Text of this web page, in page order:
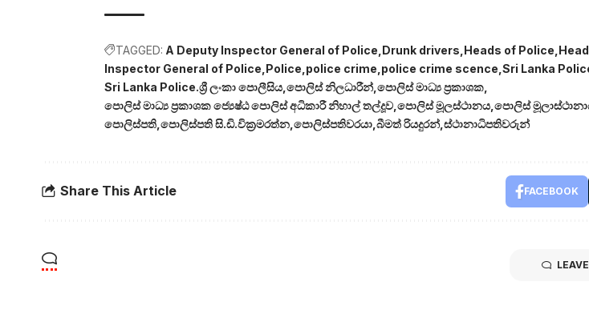
TAGGED: A Deputy Inspector General of Police Drunk drivers Heads of Police
Inspector General of Police Police police crime police crime scence Sri Lanka
Sri Lanka Police.ශ්‍රී ලංකා පොලීසිය පොලිස් නිලධාරීන් පොලිස් මාධ්‍ය ප්‍රකාශක
පොලිස් මාධ්‍ය ප්‍රකාශක ජ්‍යෙෂ්ඨ පොලිස් අධිකාරී නිහාල් තල්දූව පොලිස් මූලස්ථානය පොලිස්
පොලිස්පති පොලිස්පති සි.ඩි.වික්‍රමරත්න පොලිස්පතිවරයා බීමත් රියදුරන් ස්ථානාධිපතිවරුන්
Share This Article FACEBOOK